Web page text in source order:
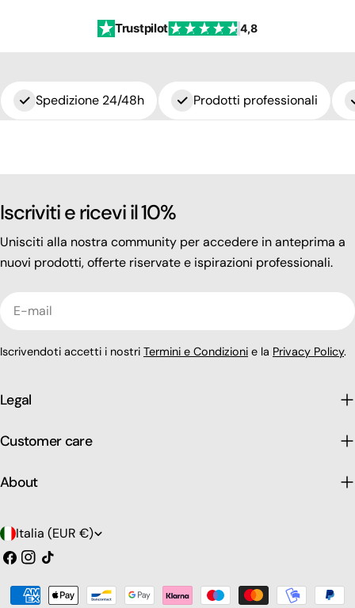
Trustpilot 4,8
Spedizione 24/48h Prodotti professionali
Iscriviti e ricevi il 10%
Unisciti alla nostra community per accedere in anteprima a
nuovi prodotti, offerte riservate e ispirazioni professionali.
Iscrivendoti accetti i nostri Termini e Condizioni e la Privacy Policy.
Legal
Customer care
About
P
a
Italia (EUR €)
Facebook
Instagram
Tic
Modalità